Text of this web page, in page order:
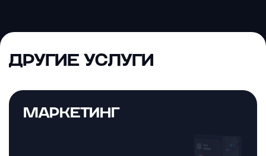
ДРУГИЕ УСЛУГИ
МАРКЕТИНГ